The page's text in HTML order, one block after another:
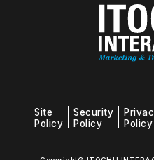
Site
Policy
Security
Policy
Policy